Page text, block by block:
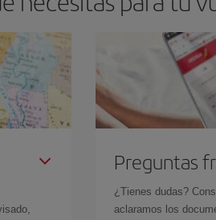
Preguntas
¿Tienes dudas?
aclaramos los